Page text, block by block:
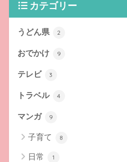
カテゴリー
うどん県 2
おでかけ 9
テレビ 3
トラベル 4
マンガ 9
子育て 8
日常 1